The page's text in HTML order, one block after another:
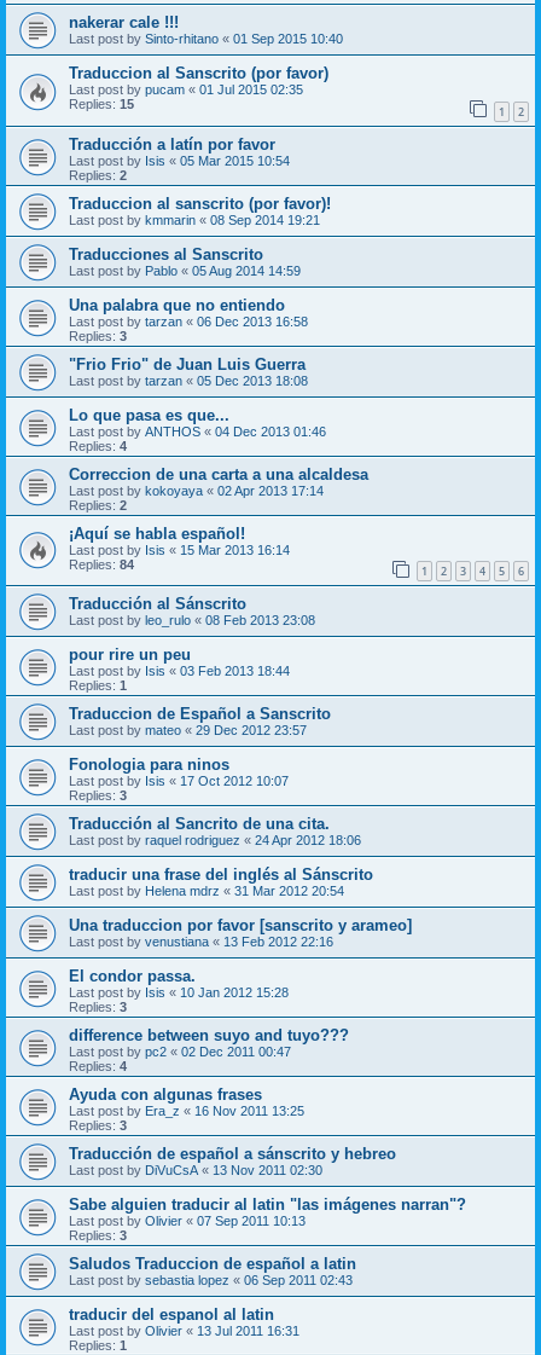
nakerar cale !!!
Last post by Sinto-rhitano « 01 Sep 2015 10:40
Traduccion al Sanscrito (por favor)
Last post by pucam « 01 Jul 2015 02:35
Replies: 15 1 2
Traducción a latín por favor
Last post by Isis « 05 Mar 2015 10:54
Replies: 2
Traduccion al sanscrito (por favor)!
Last post by kmmarin « 08 Sep 2014 19:21
Traducciones al Sanscrito
Last post by Pablo « 05 Aug 2014 14:59
Una palabra que no entiendo
Last post by tarzan « 06 Dec 2013 16:58
Replies: 3
"Frio Frio" de Juan Luis Guerra
Last post by tarzan « 05 Dec 2013 18:08
Lo que pasa es que...
Last post by ANTHOS « 04 Dec 2013 01:46
Replies: 4
Correccion de una carta a una alcaldesa
Last post by kokoyaya « 02 Apr 2013 17:14
Replies: 2
¡Aquí se habla español!
Last post by Isis « 15 Mar 2013 16:14
Replies: 84 1 2 3 4 5 6
Traducción al Sánscrito
Last post by leo_rulo « 08 Feb 2013 23:08
pour rire un peu
Last post by Isis « 03 Feb 2013 18:44
Replies: 1
Traduccion de Español a Sanscrito
Last post by mateo « 29 Dec 2012 23:57
Fonologia para ninos
Last post by Isis « 17 Oct 2012 10:07
Replies: 3
Traducción al Sancrito de una cita.
Last post by raquel rodriguez « 24 Apr 2012 18:06
traducir una frase del inglés al Sánscrito
Last post by Helena mdrz « 31 Mar 2012 20:54
Una traduccion por favor [sanscrito y arameo]
Last post by venustiana « 13 Feb 2012 22:16
El condor passa.
Last post by Isis « 10 Jan 2012 15:28
Replies: 3
difference between suyo and tuyo???
Last post by pc2 « 02 Dec 2011 00:47
Replies: 4
Ayuda con algunas frases
Last post by Era_z « 16 Nov 2011 13:25
Replies: 3
Traducción de español a sánscrito y hebreo
Last post by DiVuCsA« 13 Nov 2011 02:30
Sabe alguien traducir al latin "las imágenes narran"?
Last post by Olivier « 07 Sep 2011 10:13
Replies: 3
Saludos Traduccion de español a latin
Last post by sebastia lopez « 06 Sep 2011 02:43
traducir del espanol al latin
Last post by Olivier « 13 Jul 2011 16:31
Replies: 1